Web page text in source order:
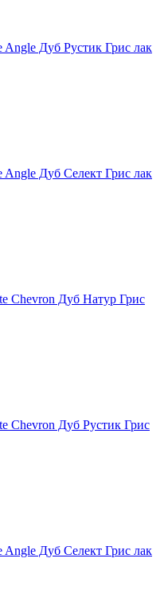
Дуб Рустик Грис лак
Дуб Селект Грис лак
Chevron Дуб Натур Грис
Chevron Дуб Рустик Грис
Дуб Селект Грис лак